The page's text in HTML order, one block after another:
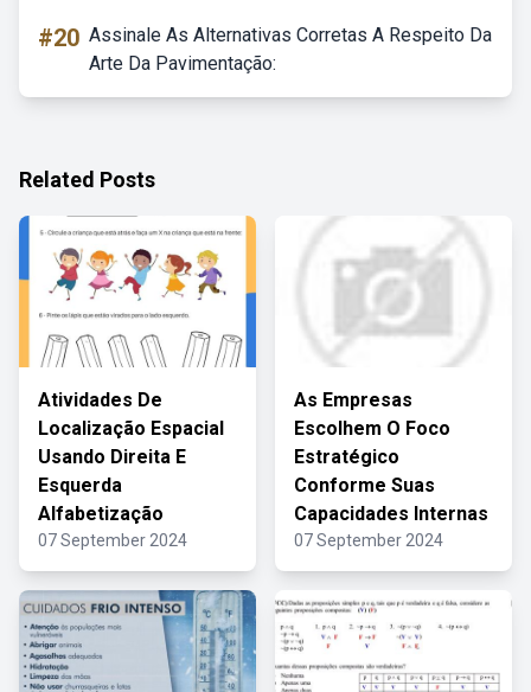
#20 Assinale As Alternativas Corretas A Respeito Da
Arte Da Pavimentação:
Related Posts
Atividades De
Localização Espacial
Usando Direita E
Esquerda
Alfabetização
07 September 2024
As Empresas
Escolhem O Foco
Estratégico
Conforme Suas
Capacidades Internas
07 September 2024